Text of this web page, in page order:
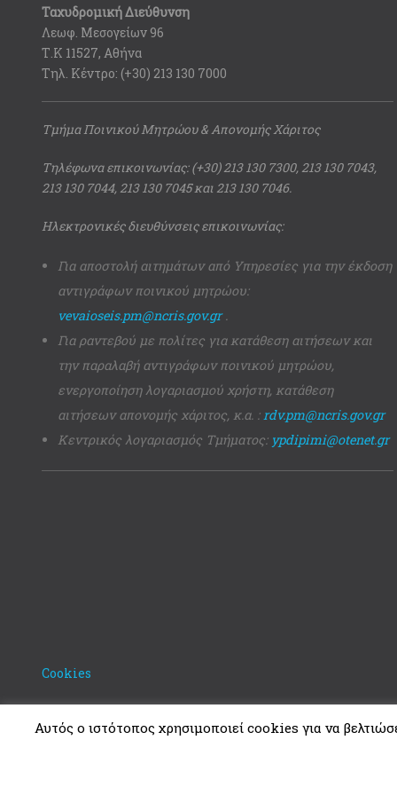
Ταχυδρομική Διεύθυνση
Λεωφ. Μεσογείων 96
Τ.Κ 11527, Αθήνα
Τηλ. Κέντρο: (+30) 213 130 7000
Τμήμα Ποινικού Μητρώου & Απονομής Χάριτος
Τηλέφωνα επικοινωνίας: (+30) 213 130 7300, 213 130 7043,
213 130 7044, 213 130 7045 και 213 130 7046.
Ηλεκτρονικές διευθύνσεις επικοινωνίας:
Για αποστολή αιτημάτων από Υπηρεσίες για την έκδοση
αντιγράφων ποινικού μητρώου:
vevaioseis.pm@ncris.gov.gr.
Για ραντεβού με πολίτες για κατάθεση αιτήσεων και
την παραλαβή αντιγράφων ποινικού μητρώου,
ενεργοποίηση λογαριασμού χρήστη, κατάθεση
αιτήσεων απονομής χάριτος, κ.α. :rdv.pm@ncris.gov.gr
Κεντρικός λογαριασμός Τμήματος: ypdipimi@otenet.gr
Cookies
Αυτός ο ιστότοπος χρησιμοποιεί cookies για να